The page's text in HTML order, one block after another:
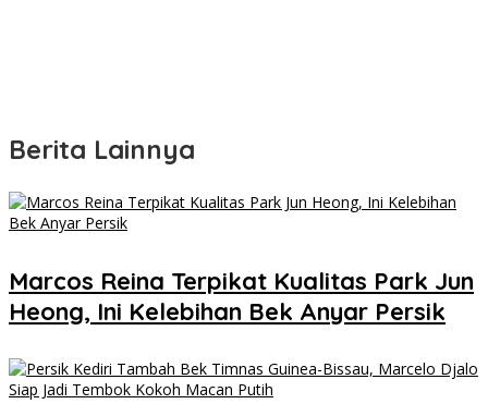
Berita Lainnya
Marcos Reina Terpikat Kualitas Park Jun
Heong, Ini Kelebihan Bek Anyar Persik